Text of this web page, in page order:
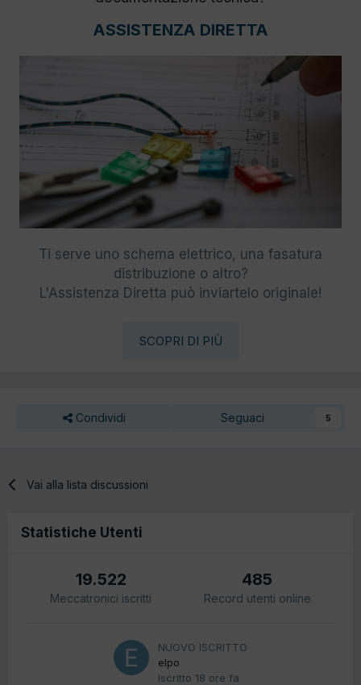
ASSISTENZA DIRETTA
Ti serve uno schema elettrico, una fasatura
distribuzione o altro?
L'Assistenza Diretta può inviartelo originale!
SCOPRI DI PIÙ
Condividi Seguaci 5
Vai alla lista discussioni
Statistiche Utenti
19.522
Meccatronici iscritti
485
Record utenti online
NUOVO ISCRITTO
elpo
Iscritto 18 ore fa